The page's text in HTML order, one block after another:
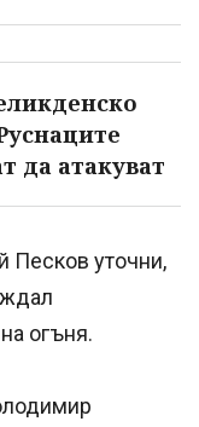
да атакуват
Песков уточни,
огъня.